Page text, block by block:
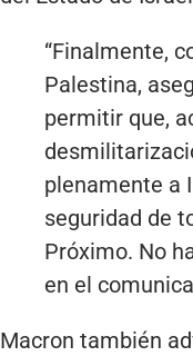
“Finalmente,
Palestina,
permitir que,
plenamente a
seguridad de
Próximo. No
en el
Macron también